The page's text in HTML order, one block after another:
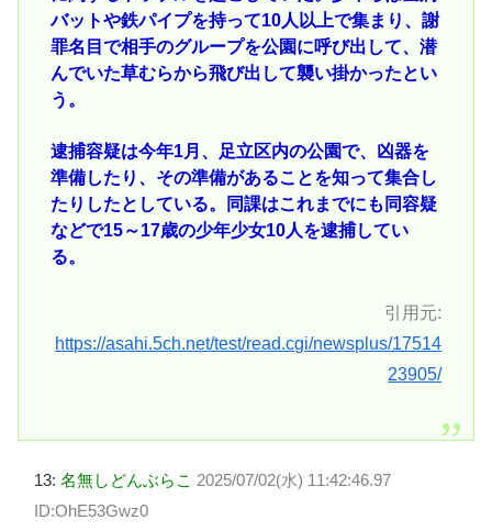
バットや鉄パイプを持って10人以上で集まり、謝
罪名目で相手のグループを公園に呼び出して、潜
んでいた草むらから飛び出して襲い掛かったとい
う。
逮捕容疑は今年1月、足立区内の公園で、凶器を
準備したり、その準備があることを知って集合し
たりしたとしている。同課はこれまでにも同容疑
などで15～17歳の少年少女10人を逮捕してい
る。
引用元:
https://asahi.5ch.net/test/read.cgi/newsplus/17514
23905/
13: 名無しどんぶらこ 2025/07/02(水) 11:42:46.97
ID:OhE53Gwz0